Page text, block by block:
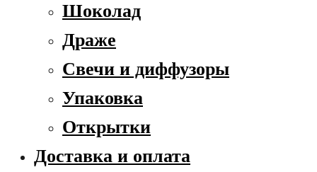
Шоколад
Драже
Свечи и диффузоры
Упаковка
Открытки
Доставка и оплата